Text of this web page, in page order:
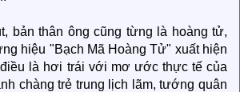
bản thân ông cũng từng là hoàng tử,
hiệu "Bạch Mã Hoàng Tử" xuất hiện
là hơi trái với mơ ước thực tế của
chàng trẻ trung lịch lãm, tướng quân